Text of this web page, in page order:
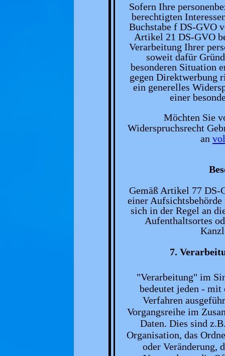
Sofern Ihre
berechtigten
Buchstabe f DS-GVO
Artikel 21 DS-GVO
Verarbeitung Ihrer
soweit dafür
besonderen Situation
gegen Direktwerbung
ein generelles
einer
Möchten Sie
Widerspruchsrecht
an
Gemäß Artikel 77 DS-
einer Aufsichtsbehörde
sich in der Regel an
Aufenthaltsortes
7.
"Verarbeitung" im
bedeutet jeden -
Verfahren
Vorgangsreihe im
Daten. Dies sind
Organisation, das
oder Veränderung,